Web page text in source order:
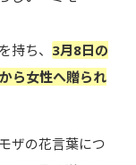
持ち、 3月8日の
ら女性へ贈られ
ザの花言葉につ